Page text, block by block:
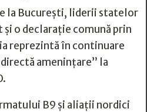
la București, liderii statelor
o declarație comună prin
reprezintă în continuare
amenințare” la
B9 și aliații nordici